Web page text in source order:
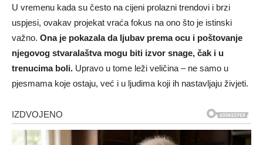
U vremenu kada su često na cijeni prolazni trendovi i brzi
uspjesi, ovakav projekat vraća fokus na ono što je istinski
važno. Ona je pokazala da ljubav prema ocu i poštovanje
njegovog stvaralaštva mogu biti izvor snage, čak i u
trenucima boli. Upravo u tome leži veličina – ne samo u
pjesmama koje ostaju, već i u ljudima koji ih nastavljaju živjeti.